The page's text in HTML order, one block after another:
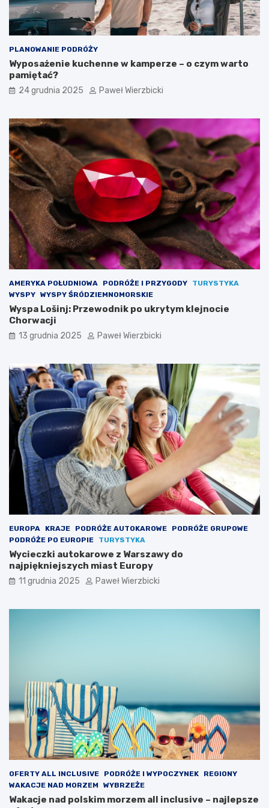
a
w
y
c
i
c
z
ę
w
g
ó
r
y
?
m
e
ć
w
o
d
ó
ż
y
PLANOWANIE PODRÓŻY
Wyposażenie kuchenne w kamperze – o czym warto
pamiętać?
24 grudnia 2025 Paweł Wierzbicki
AMERYKA POŁUDNIOWA PODRÓŻE I PRZYGODY
TURYSTYKA
WYSPY WYSPY ŚRÓDZIEMNOMORSKIE
Wyspa Lošinj: Przewodnik po ukrytym klejnocie
Chorwacji
13 grudnia 2025 Paweł Wierzbicki
EUROPA KRAJE PODRÓŻE AUTOKAROWE
PODRÓŻE GRUPOWE
PODRÓŻE PO EUROPIE
TURYSTYKA
Wycieczki autokarowe z Warszawy do
najpiękniejszych miast Europy
11 grudnia 2025 Paweł Wierzbicki
OFERTY ALL INCLUSIVE PODRÓŻE I WYPOCZYNEK
REGIONY
WAKACJE NAD MORZEM
WYBRZEŻE
Wakacje nad polskim morzem all inclusive – najlepsze